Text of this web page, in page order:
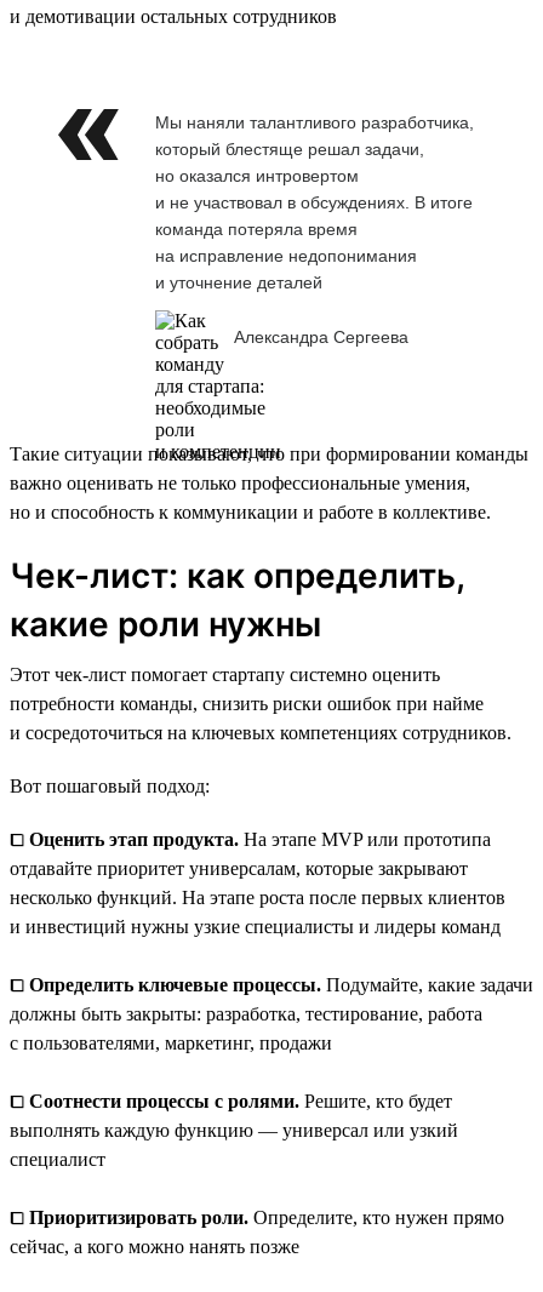
и демотивации остальных сотрудников
Мы наняли талантливого разработчика,
который блестяще решал задачи,
но оказался интровертом
и не участвовал в обсуждениях. В итоге
команда потеряла время
на исправление недопонимания
и уточнение деталей
Александра Сергеева
Такие ситуации показывают, что при формировании команды
важно оценивать не только профессиональные умения,
но и способность к коммуникации и работе в коллективе.
Чек-лист: как определить,
какие роли нужны
Этот чек-лист помогает стартапу системно оценить
потребности команды, снизить риски ошибок при найме
и сосредоточиться на ключевых компетенциях сотрудников.
Вот пошаговый подход:
⧠ Оценить этап продукта. На этапе MVP или прототипа
отдавайте приоритет универсалам, которые закрывают
несколько функций. На этапе роста после первых клиентов
и инвестиций нужны узкие специалисты и лидеры команд
⧠ Определить ключевые процессы. Подумайте, какие задачи
должны быть закрыты: разработка, тестирование, работа
с пользователями, маркетинг, продажи
⧠ Соотнести процессы с ролями. Решите, кто будет
выполнять каждую функцию — универсал или узкий
специалист
⧠ Приоритизировать роли. Определите, кто нужен прямо
сейчас, а кого можно нанять позже